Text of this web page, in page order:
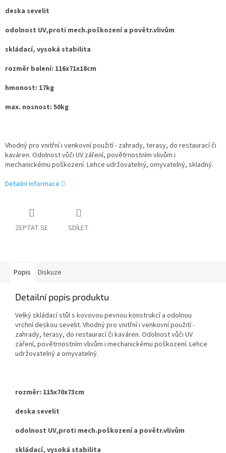
deska sevelit
odolnost UV,proti mech.poškození a povětr.vlivům
skládací, vysoká stabilita
rozměr balení: 116x71x18cm
hmonost: 17kg
max. nosnost: 50kg
Vhodný pro vnitřní i venkovní použití - zahrady, terasy, do restaurací či
kaváren. Odolnost vůči UV záření, povětrnostním vlivům i
mechanickému poškození. Lehce udržovatelný, omyvatelný, skladný.
Detailní informace
ZEPTAT SE SDÍLET
Popis Diskuze
Detailní popis produktu
Velký skládací stůl s kovovou pevnou konstrukcí a odolnou
vrchní deskou sevelit. Vhodný pro vnitřní i venkovní použití -
zahrady, terasy, do restaurací či kaváren. Odolnost vůči UV
záření, povětrnostním vlivům i mechanickému poškození. Lehce
udržovatelný a omyvatelný.
rozměr: 115x70x73cm
deska sevelit
odolnost UV,proti mech.poškození a povětr.vlivům
skládací, vysoká stabilita